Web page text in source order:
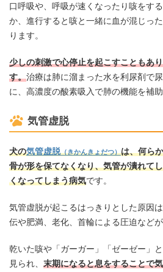
口呼吸や、呼吸が速くなったり咳をす
か、進行すると咳と一緒に血が混じっ
ります。
少しの刺激で心停止を起こすこともあ
す。治療は肺に溜まった水を利尿剤で
に、高濃度の酸素吸入で肺の機能を補
気管虚脱
犬の気管虚脱（きかんきょだつ）は、何ら
骨が形を保てなくなり、気管が潰れて
くなってしまう病気です。
気管虚脱が起こるはっきりとした原因
伝や肥満、老化、首輪による圧迫などが
乾いた咳や「ガーガー」「ゼーゼー」
見られ、 末期になると息をすることで